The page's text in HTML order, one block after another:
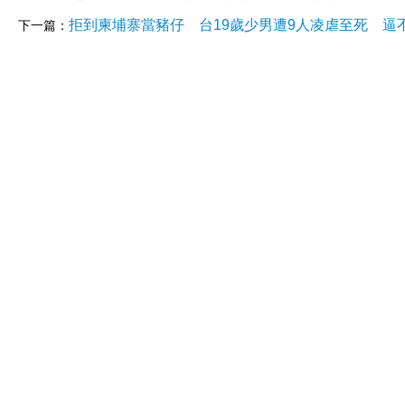
下一篇： 拒到柬埔寨當豬仔 台19歲少男遭9人凌虐至死 逼